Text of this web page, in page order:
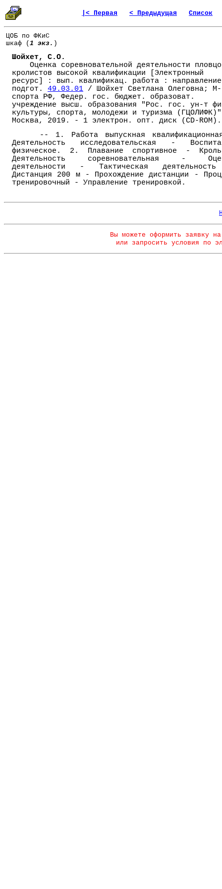
|< Первая < Предыдущая Список
ЦОБ по ФКиС
шкаф ( 1 экз. )
Шойхет, С.О.
Оценка соревновательной деятельности
кролистов высокой квалификации [Электронный
ресурс] : вып. квалификац. работа : направление
подгот. 49.03.01 / Шойхет Светлана Олеговна; М-
спорта РФ, Федер. гос. бюджет. образоват.
учреждение высш. образования "Рос. гос. ун-т
культуры, спорта, молодежи и туризма
Москва, 2019. - 1 электрон. опт. диск (CD-ROM).
-- 1. Работа выпускная
Деятельность исследовательская -
физическое. 2. Плавание спортивное -
Деятельность соревновательная -
деятельности - Тактическая
Дистанция 200 м - Прохождение дистанции -
тренировочный - Управление тренировкой.
Вы можете оформить заявку
или запросить условия по